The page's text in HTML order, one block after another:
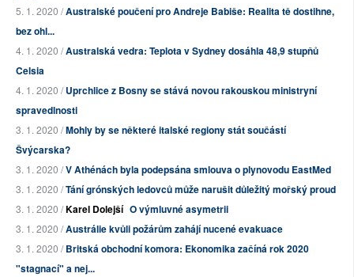
5. 1. 2020 /Australské poučení pro Andreje Babiše: Realita tě dostihne,
bez ohl...
4. 1. 2020 /Australská vedra: Teplota v Sydney dosáhla 48,9 stupňů
Celsia
4. 1. 2020 /Uprchlice z Bosny se stává novou rakouskou ministryní
spravedlnosti
3. 1. 2020 /Mohly by se některé italské regiony stát součástí
Švýcarska?
3. 1. 2020 /V Athénách byla podepsána smlouva o plynovodu EastMed
3. 1. 2020 /Tání grónských ledovců může narušit důležitý mořský proud
3. 1. 2020 /Karel Dolejší O výmluvné asymetrii
3. 1. 2020 /Austrálie kvůli požárům zahájí nucené evakuace
3. 1. 2020 /Britská obchodní komora: Ekonomika začíná rok 2020
"stagnací" a nej...